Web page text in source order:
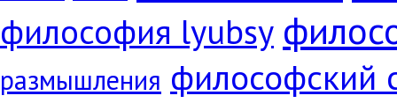
философия lyubsy
размышления философский